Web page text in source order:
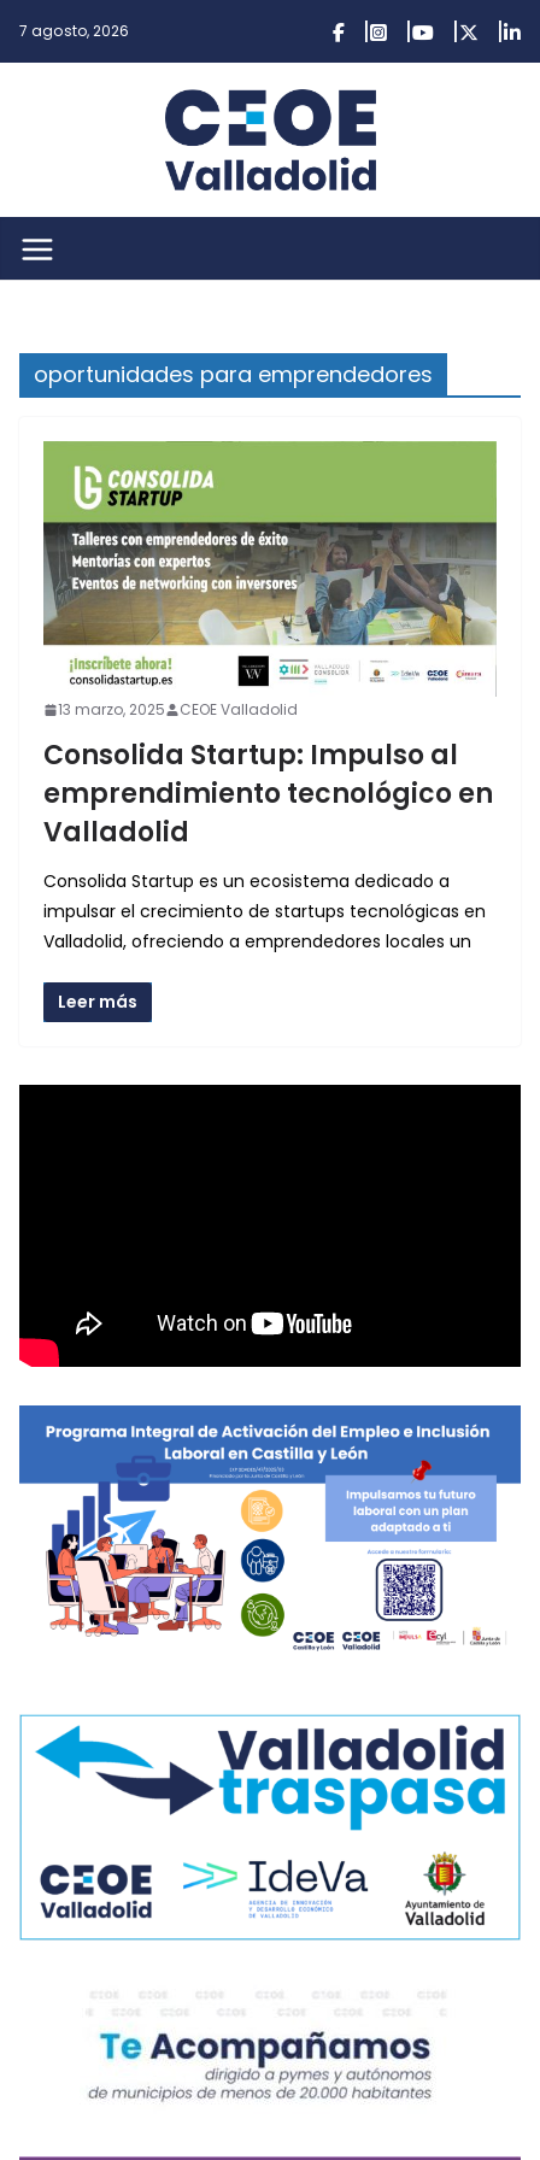
7 agosto, 2026
oportunidades para emprendedores
13 marzo, 2025 CEOE Valladolid
Consolida Startup: Impulso al
emprendimiento tecnológico en
Valladolid
Consolida Startup es un ecosistema dedicado a
impulsar el crecimiento de startups tecnológicas en
Valladolid, ofreciendo a emprendedores locales un
Leer más